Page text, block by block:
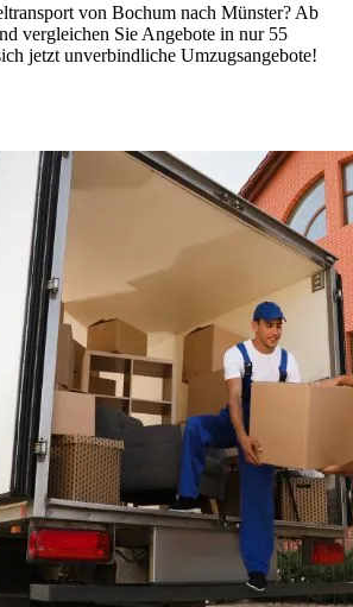
von Bochum nach Münster? Ab
vergleichen Sie Angebote in nur 55
jetzt unverbindliche Umzugsangebote!